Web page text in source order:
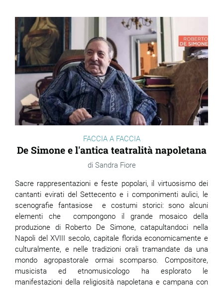
FACCIA A FACCIA
De Simone e l'antica teatralità napoletana
Sandra Fiore
Sacre rappresentazioni e feste popolari, il virtuosismo dei
cantanti evirati del Settecento e i componimenti aulici, le
scenografie fantasiose e costumi storici: sono alcuni
elementi che compongono il grande mosaico della
produzione di Roberto De Simone, catapultandoci nella
Napoli del XVIII secolo, capitale florida economicamente e
culturalmente, e nelle tradizioni orali tramandate da una
mondo agropastorale ormai scomparso. Compositore,
musicista ed etnomusicologo ha esplorato le
manifestazioni della religiosità napoletana e campana con